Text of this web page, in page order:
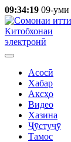
09:34:19 09-уми
Китобхонаи
электронӣ
Асосӣ
Хабар
Аксҳо
Видео
Хазина
Ҷӯстуҷӯ
Тамос